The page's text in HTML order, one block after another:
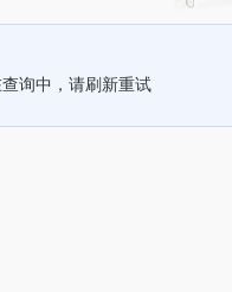
询中，请刷新重试